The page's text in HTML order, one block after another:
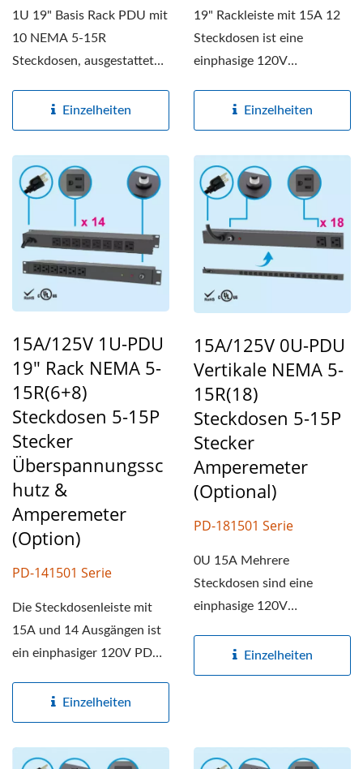
1U 19" Basis Rack PDU mit
10 NEMA 5-15R
Steckdosen, ausgestattet
Metallgehäuse,...
Einzelheiten
19" Rackleiste mit 15A 12
Steckdosen ist eine
einphasige 120V
Rack-Montage-
Stromleisten...
Einzelheiten
15A/125V 1U-PDU
19" Rack NEMA 5-
15R(6+8)
Steckdosen 5-15P
Stecker
Überspannungssc
Hutz &
Amperemeter
(Option)
PD-141501 Serie
Die Steckdosenleiste mit
15A und 14 Ausgängen ist
ein einphasiger 120V PDU.
Stromleisten...Einzelheiten
15A/125V 0U-PDU
Vertikale NEMA 5-
15R(18)
Steckdosen 5-15P
Stecker
Amperemeter
(optional)
PD-181501 Serie
0U 15A Mehrere
Steckdosen sind eine
einphasige 120V
mit 18 Steckdosen,...
Einzelheiten